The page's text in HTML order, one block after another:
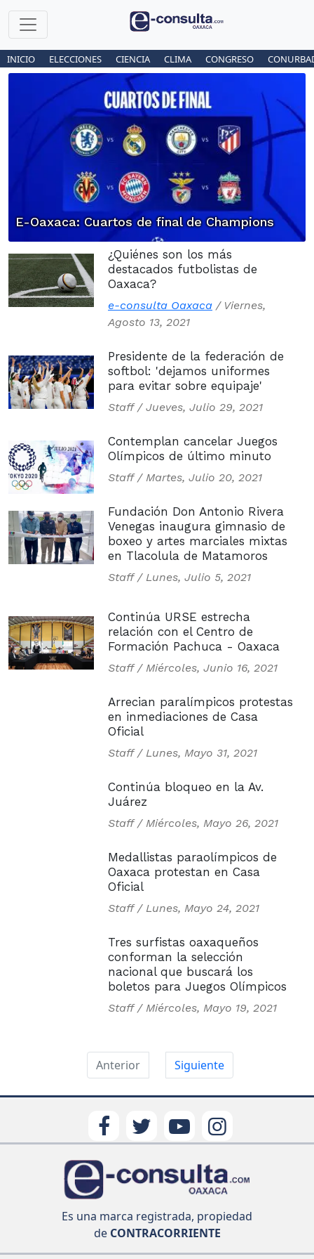
INICIO ELECCIONES CIENCIA CLIMA CONGRESO
E-Oaxaca: Cuartos de final de Champions
¿Quiénes son los más
destacados futbolistas de
Oaxaca?
e-consulta Oaxaca / Viernes,
Agosto 13, 2021
Presidente de la federación de
softbol: 'dejamos uniformes
para evitar sobre equipaje'
Staff / Jueves, Julio 29, 2021
Contemplan cancelar Juegos
Olímpicos de último minuto
Staff / Martes, Julio 20, 2021
Fundación Don Antonio Rivera
Venegas inaugura gimnasio de
boxeo y artes marciales mixtas
en Tlacolula de Matamoros
Staff / Lunes, Julio 5, 2021
Continúa URSE estrecha
relación con el Centro de
Formación Pachuca - Oaxaca
Staff / Miércoles, Junio 16, 2021
Arrecian paralímpicos protestas
en inmediaciones de Casa
Oficial
Staff / Lunes, Mayo 31, 2021
Continúa bloqueo en la Av.
Juárez
Staff / Miércoles, Mayo 26, 2021
Medallistas paraolímpicos de
Oaxaca protestan en Casa
Oficial
Staff / Lunes, Mayo 24, 2021
Tres surfistas oaxaqueños
conforman la selección
nacional que buscará los
boletos para Juegos Olímpicos
Staff / Miércoles, Mayo 19, 2021
Anterior Siguiente
Es una marca registrada, propiedad
deCONTRACORRIENTE